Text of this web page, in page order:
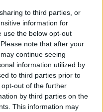
to third parties, or
information for
use the below opt-out
note that after your
continue seeing
information utilized by
to third parties prior to
out of the further
by third parties on the
This information may
óta
1 perc